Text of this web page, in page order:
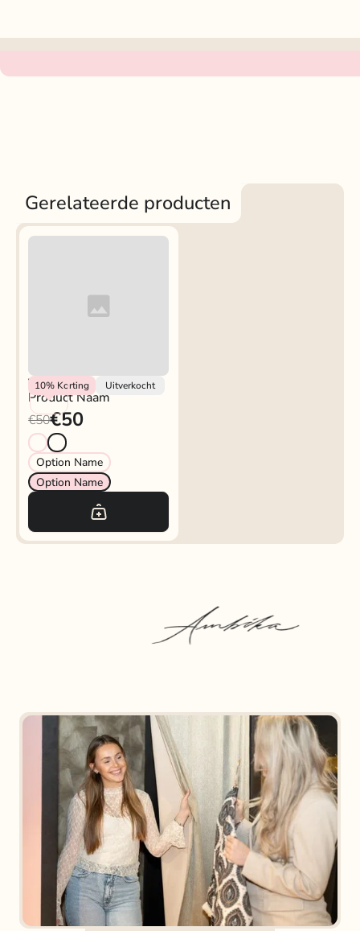
Gerelateerde producten
10% Korting Uitverkocht
Vendor
Product Naam
€50€50
Option Name
Option Name